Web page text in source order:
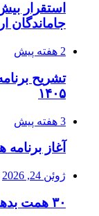
استقرار
جاماندگان
2 هفته پیش
تشریح
۱۴۰۵
3 هفته پیش
آغاز
ژوئن 24, 2026
۳۰ همت بدهی تامین اجتماعی به وزارت بهداشت